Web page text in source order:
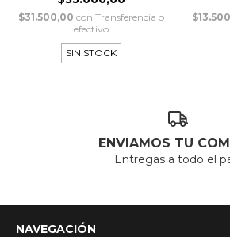
$31.500,00 con Transferencia o
efectivo
SIN STOCK
ENVIAMOS TU
Entregas a todo el
NAVEGACIÓN